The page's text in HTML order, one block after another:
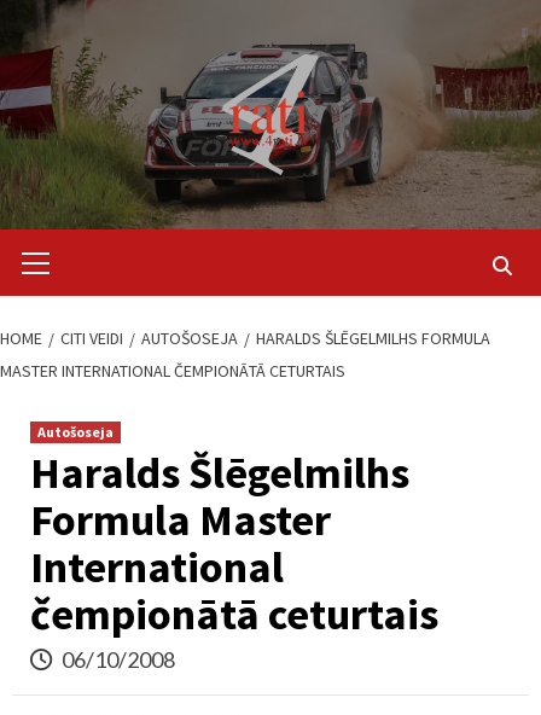
content
Menu
HOME CITI VEIDI AUTOŠOSEJA
HARALDS ŠLĒGELMILHS FORMULA
MASTER INTERNATIONAL ČEMPIONĀTĀ CETURTAIS
Autošoseja
Haralds Šlēgelmilhs
Formula Master
International
čempionātā ceturtais
06/10/2008